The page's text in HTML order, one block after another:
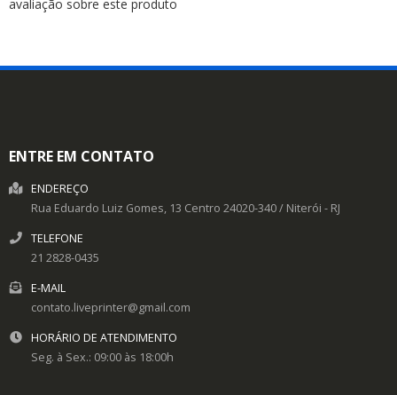
avaliação sobre este produto
ENTRE EM CONTATO
ENDEREÇO
Rua Eduardo Luiz Gomes, 13 Centro 24020-340/ Niterói - RJ
TELEFONE
21 2828-0435
E-MAIL
contato.liveprinter@gmail.com
HORÁRIO DE ATENDIMENTO
Seg. à Sex.: 09:00 às 18:00h